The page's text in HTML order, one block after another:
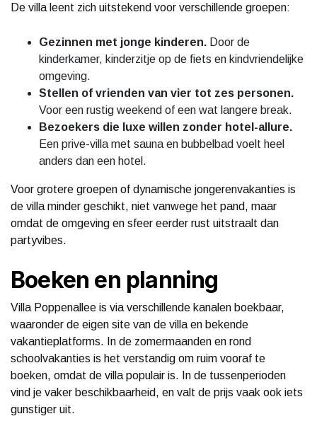
De villa leent zich uitstekend voor verschillende groepen:
Gezinnen met jonge kinderen. Door de
kinderkamer, kinderzitje op de fiets en kindvriendelijke
omgeving.
Stellen of vrienden van vier tot zes personen.
Voor een rustig weekend of een wat langere break.
Bezoekers die luxe willen zonder hotel-allure.
Een prive-villa met sauna en bubbelbad voelt heel
anders dan een hotel.
Voor grotere groepen of dynamische jongerenvakanties is
de villa minder geschikt, niet vanwege het pand, maar
omdat de omgeving en sfeer eerder rust uitstraalt dan
partyvibes.
Boeken en planning
Villa Poppenallee is via verschillende kanalen boekbaar,
waaronder de eigen site van de villa en bekende
vakantieplatforms. In de zomermaanden en rond
schoolvakanties is het verstandig om ruim vooraf te
boeken, omdat de villa populair is. In de tussenperioden
vind je vaker beschikbaarheid, en valt de prijs vaak ook iets
gunstiger uit.